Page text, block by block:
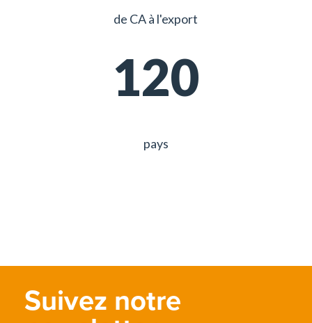
de CA à l'export
120
pays
Suivez notre